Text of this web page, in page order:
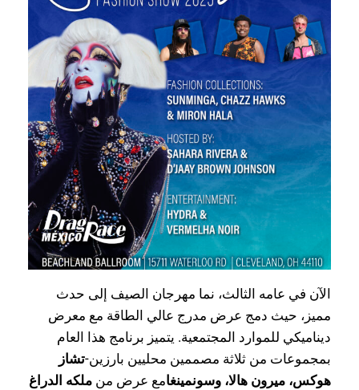
الآن في عامه الثالث، نما مهرجان الصيف إلى حدث
مميز، حيث دمج عرض مدرج عالي الطاقة مع معرض
ديناميكي للموارد المجتمعية. يتميز برنامج هذا العام
بمجموعات من ثلاثة مصممين محليين بارزين-تشاز
هوكس، ميرون هالا، وسونمينغامع عرض من ملكه الدراغ